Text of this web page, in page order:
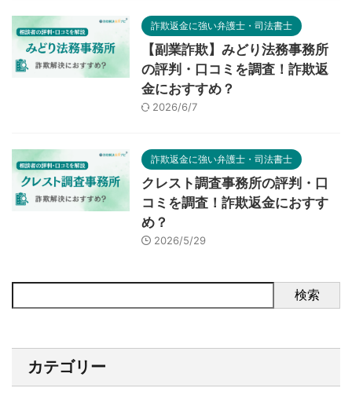
詐欺返金に強い弁護士・司法書士
【副業詐欺】みどり法務事務所
の評判・口コミを調査！詐欺返
金におすすめ？
2026/6/7
詐欺返金に強い弁護士・司法書士
クレスト調査事務所の評判・口
コミを調査！詐欺返金におすす
め？
2026/5/29
検索
カテゴリー